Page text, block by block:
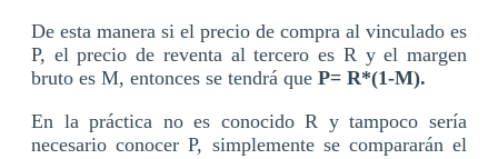
De esta manera si el precio de compra al vinculado es
P, el precio de reventa al tercero es R y el margen
bruto es M, entonces se tendrá que P= R*(1-M).
En la práctica no es conocido R y tampoco sería
necesario conocer P, simplemente se compararán el